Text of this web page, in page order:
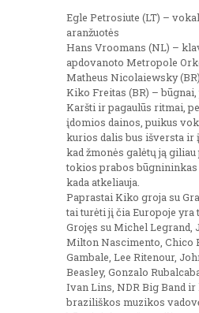
Egle Petrosiute (LT) –
aranžuotės
Hans Vroomans (NL) –
apdovanoto Metropole
Matheus Nicolaiewsky
Kiko Freitas (BR) –
Karšti ir pagaulūs ritmai,
įdomios dainos, puikus
kurios dalis bus išversta ir
kad žmonės galėtų ją giliau
tokios prabos
kada atkeliauja.
Paprastai Kiko groja su
tai turėti jį čia Europoje
Grojęs su Michel Legrand,
Milton Nascimento, Chico
Gambale, Lee Ritenour,
Beasley, Gonzalo
Ivan Lins, NDR Big Band
braziliškos muzikos